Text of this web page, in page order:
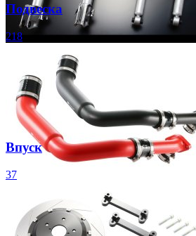
Подвеска
218
Впуск
37